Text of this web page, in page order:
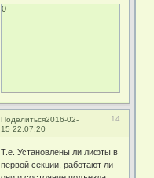
0
Поделиться 14
2016-02-
15 22:07:20
Т.е. Установлены ли лифты в
первой секции, работают ли